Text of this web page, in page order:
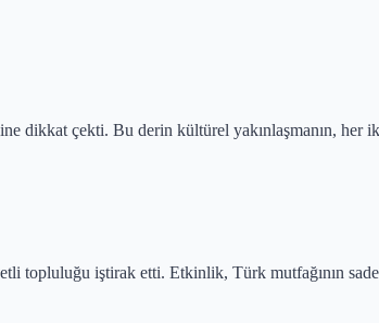
dikkat çekti. Bu derin kültürel yakınlaşmanın, her
topluluğu iştirak etti. Etkinlik, Türk mutfağının